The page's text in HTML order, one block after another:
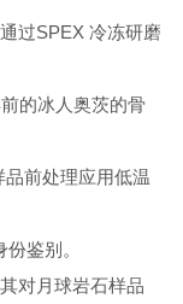
过SPEX 冷冻研磨
的冰人奥茨的骨
前处理应用低温
鉴别。
对月球岩石样品